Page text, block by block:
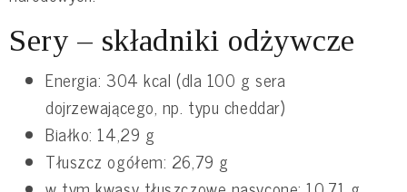
Sery – składniki odżywcze
Energia: 304 kcal (dla 100 g sera
dojrzewającego, np. typu cheddar)
Białko: 14,29 g
Tłuszcz ogółem: 26,79 g